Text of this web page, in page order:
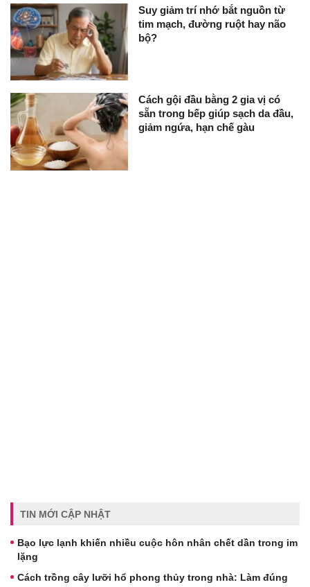
Suy giảm trí nhớ bắt nguồn từ
tim mạch, đường ruột hay não
bộ?
Cách gội đầu bằng 2 gia vị có
sẵn trong bếp giúp sạch da đầu,
giảm ngứa, hạn chế gàu
TIN MỚI CẬP NHẬT
Bạo lực lạnh khiến nhiều cuộc hôn nhân chết dần trong im
lặng
Cách trồng cây lưỡi hổ phong thủy trong nhà: Làm đúng